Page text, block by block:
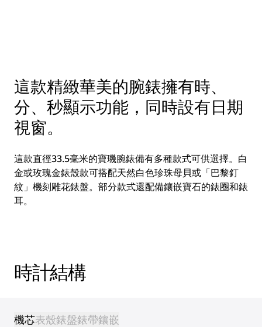
這款精緻華美的腕錶擁有時、
分、秒顯示功能，同時設有日期
視窗。
這款直徑33.5毫米的寶璣腕錶備有多種款式可供選擇。白
金或玫瑰金錶殼款可搭配天然白色珍珠母貝或「巴黎釘
紋」機刻雕花錶盤。部分款式還配備鑲嵌寶石的錶圈和錶
耳。
時計結構
機芯表殼錶盤錶帶鑲嵌